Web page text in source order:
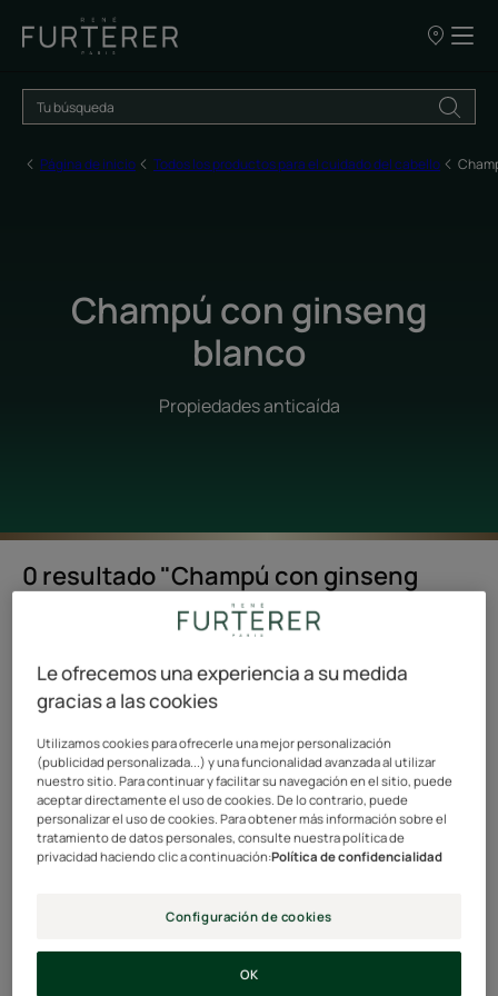
NUESTROS
VENTA
Página de inicio Todos los productos para el cuidado del cabello
Champú con ginseng
blanco
Propiedades anticaída
0 resultado "Champú con ginseng
blanco"
Búsqueda por tema, rango o tipo de producto
Buscar
Ginseng blanco: una raíz
Le ofrecemos una experiencia a su medida
gracias a las cookies
Utilizamos cookies para ofrecerle una mejor personalización
(publicidad personalizada...) y una funcionalidad avanzada al utilizar
nuestro sitio. Para continuar y facilitar su navegación en el sitio, puede
aceptar directamente el uso de cookies. De lo contrario, puede
personalizar el uso de cookies. Para obtener más información sobre el
tratamiento de datos personales, consulte nuestra política de
privacidad haciendo clic a continuación:Política de confidencialidad
Configuración de cookies
OK